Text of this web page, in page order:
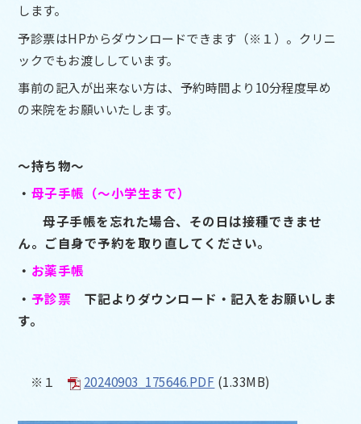
します。
予診票はHPからダウンロードできます（※１）。クリニ
ックでもお渡ししています。
事前の記入が出来ない方は、予約時間より10分程度早め
の来院をお願いいたします。
～持ち物～
・ 母子手帳（～小学生まで）
母子手帳を忘れた場合、その日は接種できませ
ん。ご自身で予約を取り直してください。
・ お薬手帳
・ 予診票 下記よりダウンロード・記入をお願いしま
す。
※１ 20240903_175646.PDF (1.33MB)